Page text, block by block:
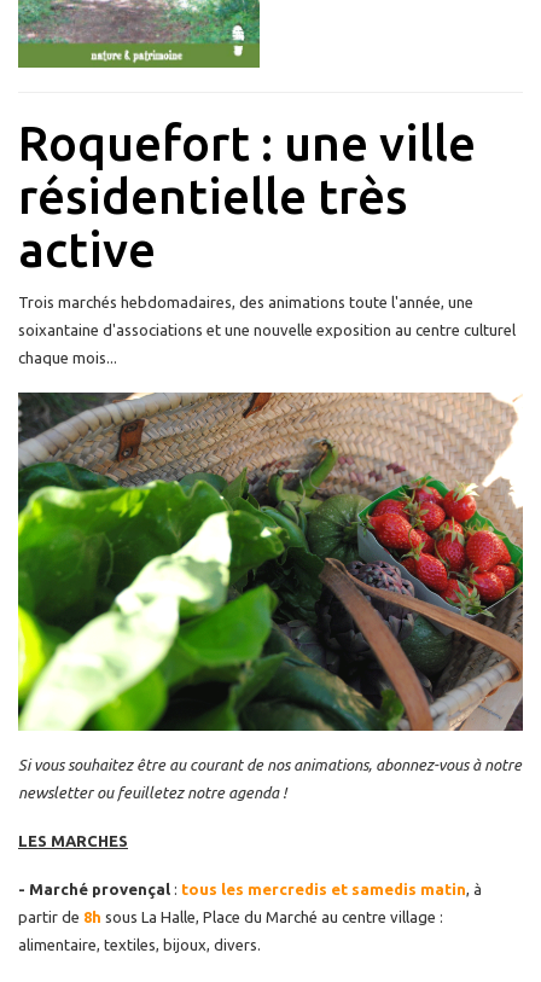
Roquefort : une ville
résidentielle très
active
Trois marchés hebdomadaires, des animations toute l'année, une
soixantaine d'associations et une nouvelle exposition au centre culturel
chaque mois...
Si vous souhaitez être au courant de nos animations, abonnez-vous à notre
newsletter ou feuilletez notre agenda !
LES MARCHES
- Marché provençal : tous les mercredis et samedis matin , à
partir de 8h sous La Halle, Place du Marché au centre village :
alimentaire, textiles, bijoux, divers.